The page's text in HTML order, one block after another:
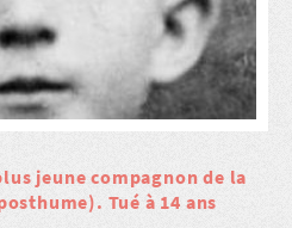
jeune compagnon de la
Tué à 14 ans